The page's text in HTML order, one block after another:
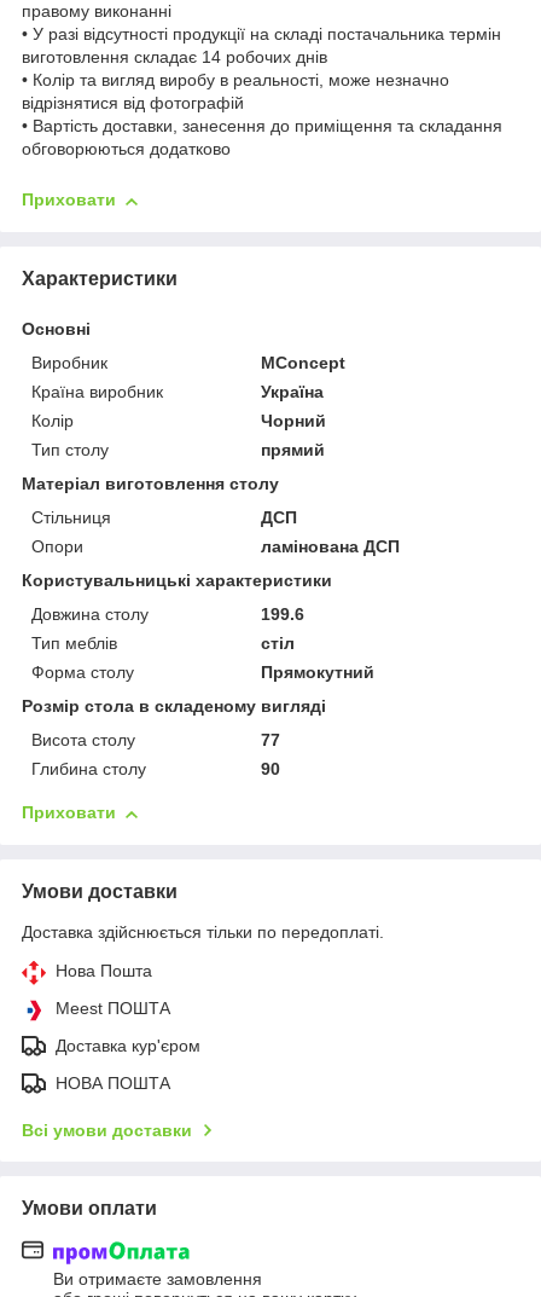
правому виконанні
• У разі відсутності продукції на складі постачальника термін
виготовлення складає 14 робочих днів
• Колір та вигляд виробу в реальності, може незначно
відрізнятися від фотографій
• Вартість доставки, занесення до приміщення та складання
обговорюються додатково
Приховати
Характеристики
Основні
Виробник
MConcept
Країна виробник
Україна
Колір
Чорний
Тип столу
прямий
Матеріал виготовлення столу
Стільниця
ДСП
Опори
ламінована ДСП
Користувальницькі характеристики
Довжина столу
199.6
Тип меблів
стіл
Форма столу
Прямокутний
Розмір стола в складеному вигляді
Висота столу
77
Глибина столу
90
Приховати
Умови доставки
Доставка здійснюється тільки по передоплаті.
Нова Пошта
Meest ПОШТА
Доставка кур'єром
НОВА ПОШТА
Всі умови доставки
Умови оплати
Ви отримаєте замовлення